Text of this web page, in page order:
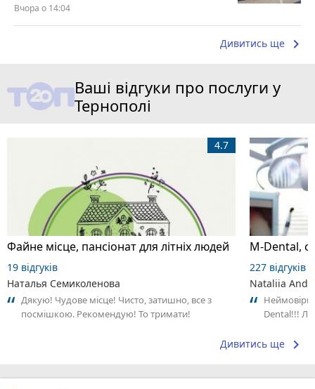
Вчора о 14:04
Дивитись ще keyboard_arrow_right
Ваші відгуки про послуги у
Тернополі
Файне місце, пансіонат для літніх людей
4.7
19 відгуків
Наталья Семиколенова
Дякую! Чудове місце! Чисто, затишно, все з
посмішкою. Рекомендую! То тримати!
M-Dental,
227 відгуків
Nataliia
Dental!!!
Дивитись ще keyboard_arrow_right